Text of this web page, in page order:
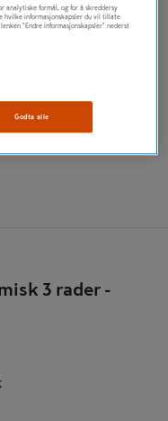
3 rader -
analytiske formål, og for å skreddersy
hvilke informasjonskapsler du vil tillate
"Endre informasjonskapsler" nederst
Godta alle